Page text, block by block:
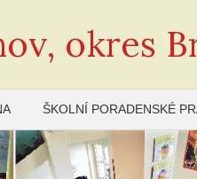
okres
ŠKOLNÍ PORADENSKÉ